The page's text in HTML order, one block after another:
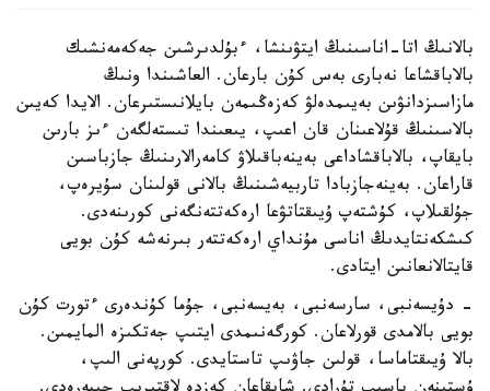
بالانىڭ اتا-اناسىنىڭ ايتۋىنشا، ءبۇلدىرشىن جەكەمەنشىك
بالاباقشاعا نەبارى بەس كۇن بارعان. العاشىندا ونىڭ
مازاسىزدانۋىن بەيىمدەلۋ كەزەڭىمەن بايلانىستىرعان. الايدا كەيىن
بالاسىنىڭ قۇلاعىنان قان اعىپ، يىعىندا تىستەلگەن ءىز بارىن
بايقاپ، بالاباقشاداعى بەينەباقىلاۋ كامەرالارىنىڭ جازباسىن
قاراعان. بەينەجازبادا تاربيەشىنىڭ بالانى قولىنان سۇيرەپ،
جۇلقىلاپ، كۇشتەپ ۇيىقتاتۋعا ارەكەتتەنگەنى كورىنەدى.
كىشكەنتايدىڭ اناسى مۇنداي ارەكەتتەر بىرنەشە كۇن بويى
قايتالانعانىن ايتادى.
- دۇيسەنبى، سارسەنبى، بەيسەنبى، جۇما كۇندەرى ءتورت كۇن
بويى بالامدى قورلاعان. كورگەنىمدى ايتىپ جەتكىزە المايمىن.
بالا ۇيىقتاماسا، قولىن جاۋىپ تاستايدى. كورپەنى الىپ،